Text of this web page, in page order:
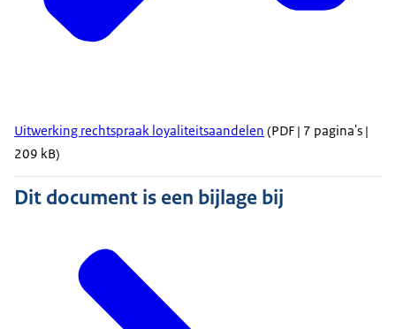
Uitwerking rechtspraak loyaliteitsaandelen (PDF | 7 pagina's |
209 kB)
Dit document is een bijlage bij